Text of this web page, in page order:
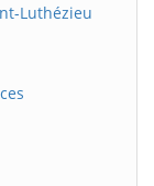
Luthézieu